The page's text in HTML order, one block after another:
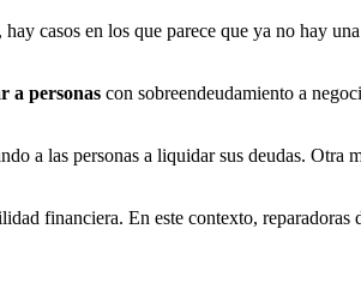
hay casos en los que parece que ya no hay
a personas con sobreendeudamiento a
a las personas a liquidar sus deudas. Otra
financiera. En este contexto, reparadoras